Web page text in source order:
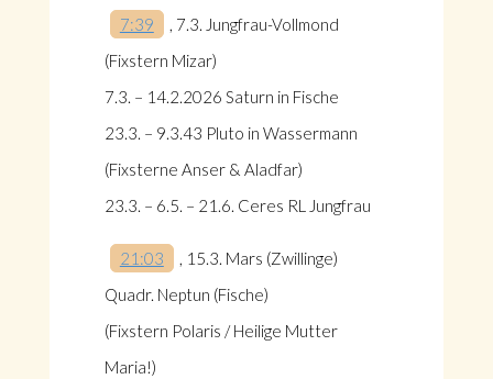
7:39
, 7.3. Jungfrau-Vollmond
(Fixstern Mizar)
7.3. – 14.2.2026 Saturn in Fische
23.3. – 9.3.43 Pluto in Wassermann
(Fixsterne Anser & Aladfar)
23.3. – 6.5. – 21.6. Ceres RL Jungfrau
21:03
, 15.3. Mars (Zwillinge)
Quadr. Neptun (Fische)
(Fixstern Polaris / Heilige Mutter
Maria!)